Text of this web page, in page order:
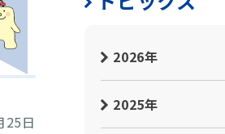
25日
2026年
2025年